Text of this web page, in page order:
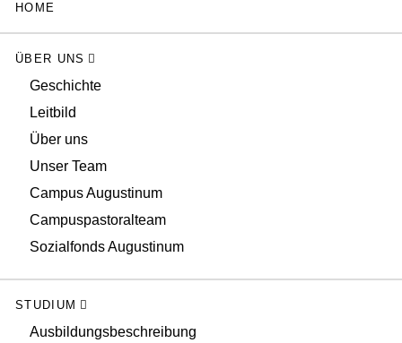
HOME
ÜBER UNS
Geschichte
Leitbild
Über uns
Unser Team
Campus Augustinum
Campuspastoralteam
Sozialfonds Augustinum
STUDIUM
Ausbildungsbeschreibung